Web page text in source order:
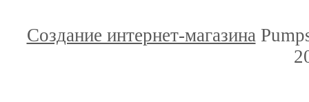
Создание интернет-магазина